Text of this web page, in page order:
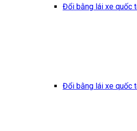
Đổi bằng lái xe quốc
Đổi bằng lái xe quốc